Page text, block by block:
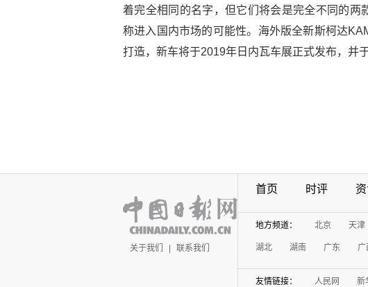
着完全相同的名字，但它们将会是完全不同的两
称进入国内市场的可能性。海外版全新斯柯达
打造，新车将于2019年日内瓦车展正式发布，并
关于我们 | 联系我们
首页 时评
地方频道： 北京 天津
湖北 湖南 广东 广
友情链接： 人民网 新